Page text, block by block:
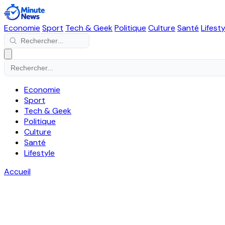
Economie Sport Tech & GeekPolitique Culture Santé
Economie
Sport
Tech & Geek
Politique
Culture
Santé
Lifestyle
Accueil